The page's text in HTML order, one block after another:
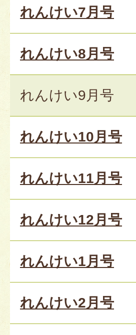
れんけい7月号
れんけい8月号
れんけい9月号
れんけい10月号
れんけい11月号
れんけい12月号
れんけい1月号
れんけい2月号